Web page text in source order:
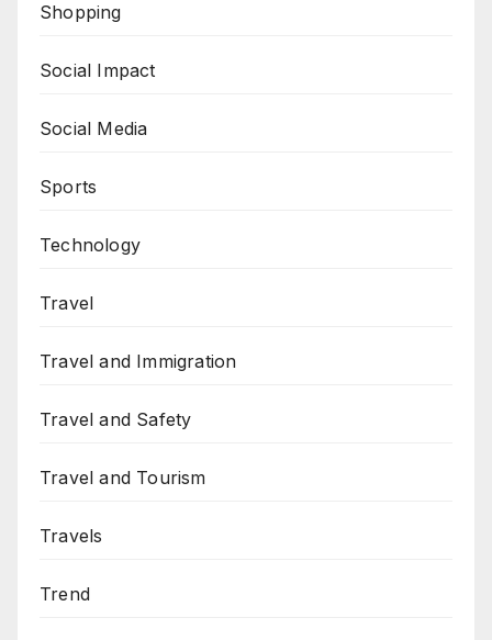
Shopping
Social Impact
Social Media
Sports
Technology
Travel
Travel and Immigration
Travel and Safety
Travel and Tourism
Travels
Trend